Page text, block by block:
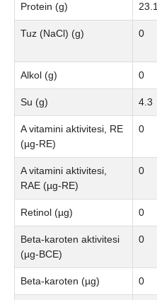
Protein (g) 23.1
Tuz (NaCl) (g) 0
Alkol (g) 0
Su (g) 4.3
A vitamini aktivitesi, RE
(µg-RE)
0
A vitamini aktivitesi,
RAE (µg-RE)
0
Retinol (µg) 0
Beta-karoten aktivitesi
(µg-BCE)
0
Beta-karoten (µg) 0